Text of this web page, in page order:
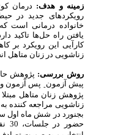
زمینه و هدف:درمان
رویکردهای جدید در
خانواده درمانی است که
یافتن راه حل‌ها تاکید
کارآیی این رویکرد بر
زناشویی در زنان متاهل
روش بررسی: پژوهش
پیش آزمون-پس آزمون و
پژوهش زنان متاهل مبتلا
زناشویی مراجعه کننده
حضور